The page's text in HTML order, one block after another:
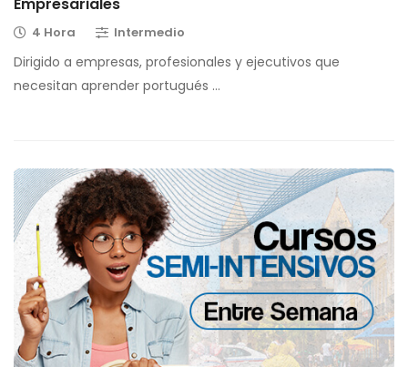
4 Hora Intermedio
Dirigido a empresas, profesionales y ejecutivos que
necesitan aprender portugués …